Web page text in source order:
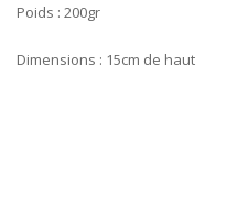
Poids : 200gr
Dimensions : 15cm de haut